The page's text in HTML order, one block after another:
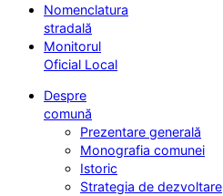
Nomenclatura
stradală
Monitorul
Oficial Local
Despre
comună
Prezentare generală
Monografia comunei
Istoric
Strategia de dezvoltare